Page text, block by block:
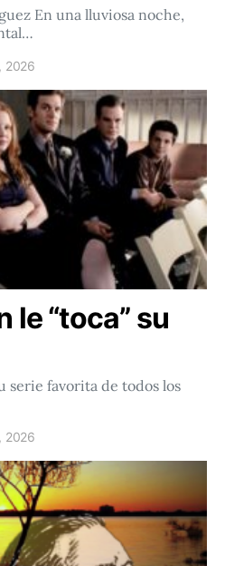
En una lluviosa noche,
2026
le “toca” su
serie favorita de todos los
2026